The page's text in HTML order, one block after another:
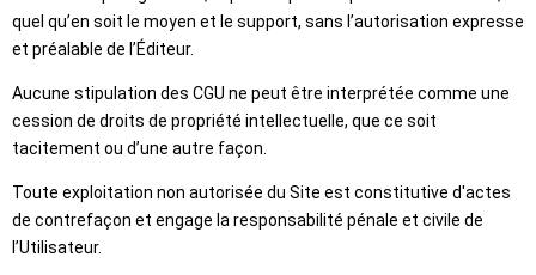
quel qu’en soit le moyen et le support, sans l’autorisation expresse
et préalable de l’Éditeur.
Aucune stipulation des CGU ne peut être interprétée comme une
cession de droits de propriété intellectuelle, que ce soit
tacitement ou d’une autre façon.
Toute exploitation non autorisée du Site est constitutive d'actes
de contrefaçon et engage la responsabilité pénale et civile de
l’Utilisateur.